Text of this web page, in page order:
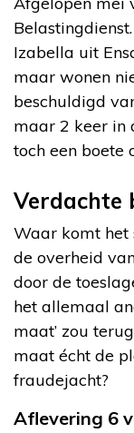
Izabella uit
maar wonen
beschuldigd
maar 2 keer in
toch een boete
Verdachte
Waar komt het
de overheid
door de
het allemaal
maat’ zou
maat écht de
fraudejacht?
Aflevering 6